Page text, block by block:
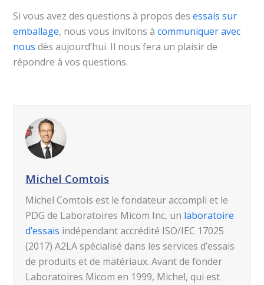
Si vous avez des questions à propos desessais sur
emballage, nous vous invitons àcommuniquer avec
nousdès aujourd’hui. Il nous fera un plaisir de
répondre à vos questions.
Michel Comtois
Michel Comtois est le fondateur accompli et le
PDG de Laboratoires Micom Inc, un laboratoire
d’essais indépendant accrédité ISO/IEC 17025
(2017) A2LA spécialisé dans les services d’essais
de produits et de matériaux. Avant de fonder
Laboratoires Micom en 1999, Michel, qui est